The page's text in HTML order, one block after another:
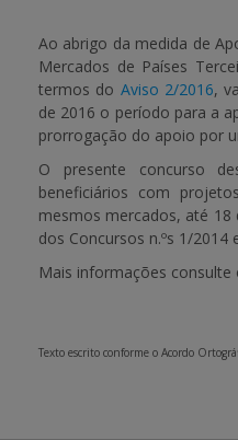
PAGAMENTOS
APOIO AO BENEFICIÁRIO
Entrar / Registar
Ao abrigo da medida de
Mercados de Países
termos do Aviso 2/2016,
de 2016 o período para a
prorrogação do apoio por
O presente concurso
beneficiários com
mesmos mercados, até
dos Concursos n.ºs 1/2014
Mais informações consulte
Texto escrito conforme o Acordo